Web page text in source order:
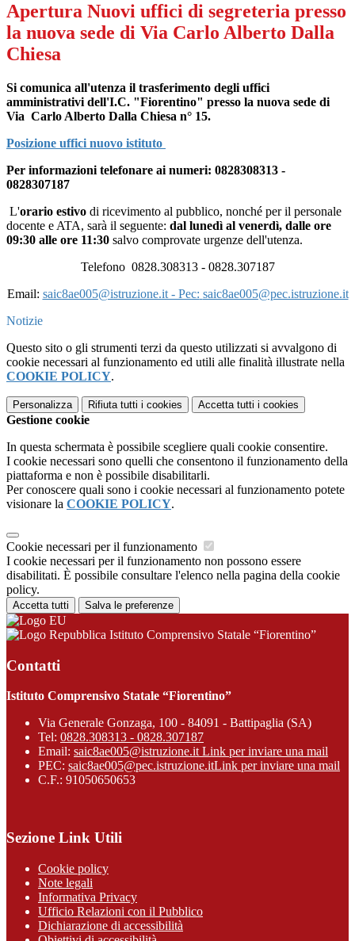
Apertura Nuovi uffici di segreteria presso
la nuova sede di Via Carlo Alberto Dalla
Chiesa
Si comunica all'utenza il trasferimento degli uffici
amministrativi dell'I.C. "Fiorentino" presso la nuova sede di
Via Carlo Alberto Dalla Chiesa n° 15.
‎Posizione uffici nuovo istituto
Per informazioni telefonare ai numeri: 0828308313 -
0828307187
L'orario estivo di ricevimento al pubblico, nonché per il personale
docente e ATA, sarà il seguente: dal lunedì al venerdì, dalle ore
09:30 alle ore 11:30 salvo comprovate urgenze dell'utenza.
Telefono 0828.308313 - 0828.307187
Email: saic8ae005@istruzione.it - Pec: saic8ae005@pec.istruzione.it
Notizie
Questo sito o gli strumenti terzi da questo utilizzati si avvalgono di
cookie necessari al funzionamento ed utili alle finalità illustrate nella
COOKIE POLICY.
Personalizza Rifiuta tutti i cookies Accetta tutti i cookies
Gestione cookie
In questa schermata è possibile scegliere quali cookie consentire.
I cookie necessari sono quelli che consentono il funzionamento della
piattaforma e non è possibile disabilitarli.
Per conoscere quali sono i cookie necessari al funzionamento potete
visionare la COOKIE POLICY.
Cookie necessari per il funzionamento
I cookie necessari per il funzionamento non possono essere
disabilitati. È possibile consultare l'elenco nella pagina della cookie
policy.
Accetta tutti Salva le preferenze
Istituto Comprensivo Statale “Fiorentino”
Contatti
Istituto Comprensivo Statale “Fiorentino”
Via Generale Gonzaga, 100 - 84091 - Battipaglia (SA)
Tel: 0828.308313 - 0828.307187
Email: saic8ae005@istruzione.it Link per inviare una mail
PEC: saic8ae005@pec.istruzione.itLink per inviare una mail
C.F.: 91050650653
Sezione Link Utili
Cookie policy
Note legali
Informativa Privacy
Ufficio Relazioni con il Pubblico
Dichiarazione di accessibilità